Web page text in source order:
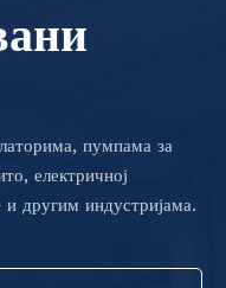
пумпама за
електричној
другим индустријама.